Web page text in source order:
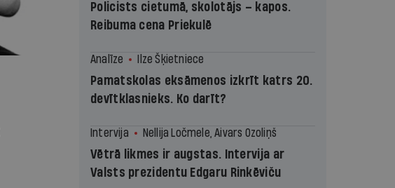
Policists cietumā, skolotājs – kapos.
Reibuma cena Priekulē
Analīze Ilze Šķietniece
Pamatskolas eksāmenos izkrīt katrs 20.
devītklasnieks. Ko darīt?
Intervija Nellija Ločmele, Aivars Ozoliņš
Vētrā likmes ir augstas. Intervija ar
Valsts prezidentu Edgaru Rinkēviču